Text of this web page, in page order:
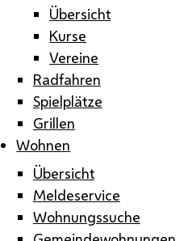
Übersicht
Kurse
Vereine
Radfahren
Spielplätze
Grillen
Wohnen
Übersicht
Meldeservice
Wohnungssuche